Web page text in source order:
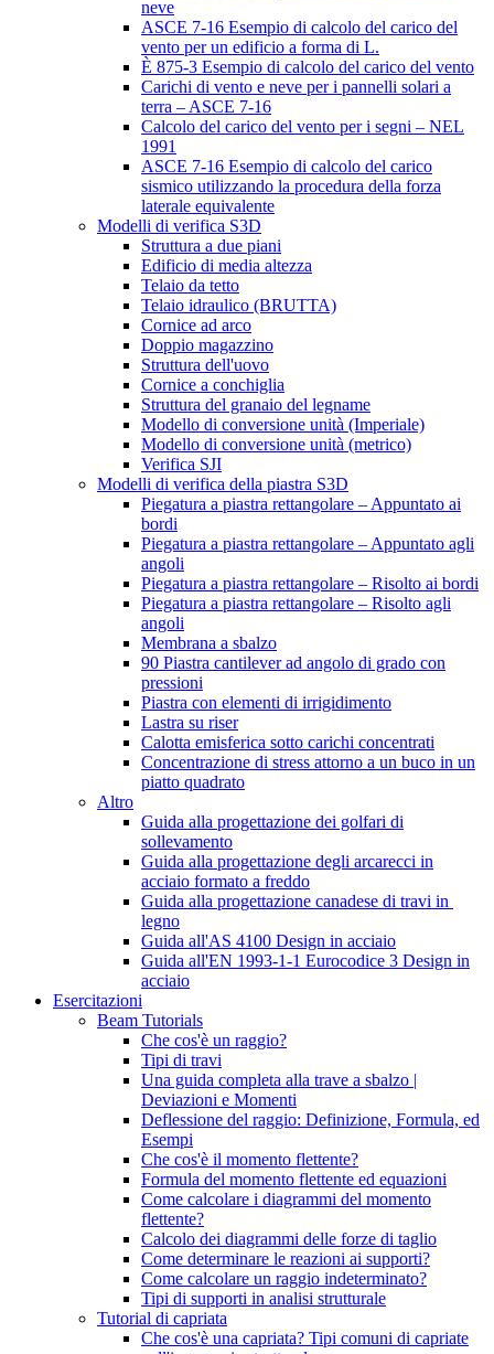
neve
ASCE 7-16 Esempio di calcolo del carico del
vento per un edificio a forma di L.
È 875-3 Esempio di calcolo del carico del vento
Carichi di vento e neve per i pannelli solari a
terra – ASCE 7-16
Calcolo del carico del vento per i segni – NEL
1991
ASCE 7-16 Esempio di calcolo del carico
sismico utilizzando la procedura della forza
laterale equivalente
Modelli di verifica S3D
Struttura a due piani
Edificio di media altezza
Telaio da tetto
Telaio idraulico (BRUTTA)
Cornice ad arco
Doppio magazzino
Struttura dell'uovo
Cornice a conchiglia
Struttura del granaio del legname
Modello di conversione unità (Imperiale)
Modello di conversione unità (metrico)
Verifica SJI
Modelli di verifica della piastra S3D
Piegatura a piastra rettangolare – Appuntato ai
bordi
Piegatura a piastra rettangolare – Appuntato agli
angoli
Piegatura a piastra rettangolare – Risolto ai bordi
Piegatura a piastra rettangolare – Risolto agli
angoli
Membrana a sbalzo
90 Piastra cantilever ad angolo di grado con
pressioni
Piastra con elementi di irrigidimento
Lastra su riser
Calotta emisferica sotto carichi concentrati
Concentrazione di stress attorno a un buco in un
piatto quadrato
Altro
Guida alla progettazione dei golfari di
sollevamento
Guida alla progettazione degli arcarecci in
acciaio formato a freddo
Guida alla progettazione canadese di travi in ​​
legno
Guida all'AS 4100 Design in acciaio
Guida all'EN 1993-1-1 Eurocodice 3 Design in
acciaio
Esercitazioni
Beam Tutorials
Che cos'è un raggio?
Tipi di travi
Una guida completa alla trave a sbalzo |
Deviazioni e Momenti
Deflessione del raggio: Definizione, Formula, ed
Esempi
Che cos'è il momento flettente?
Formula del momento flettente ed equazioni
Come calcolare i diagrammi del momento
flettente?
Calcolo dei diagrammi delle forze di taglio
Come determinare le reazioni ai supporti?
Come calcolare un raggio indeterminato?
Tipi di supporti in analisi strutturale
Tutorial di capriata
Che cos'è una capriata? Tipi comuni di capriate